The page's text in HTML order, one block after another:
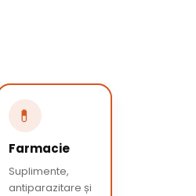
💊
Farmacie
Suplimente,
antiparazitare și